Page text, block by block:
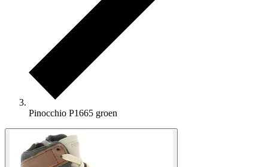
Pinocchio P1665 groen